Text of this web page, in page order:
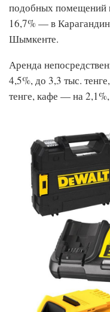
подобных помещений
16,7% — в
Шымкенте.
Аренда
4,5%, до 3,3 тыс.
тенге, кафе — на